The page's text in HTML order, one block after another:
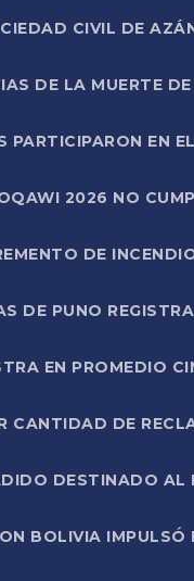
CIVIL DE
DE LA MUERTE
PARTICIPARON EN
2026 NO
DE
DE PUNO
EN PROMEDIO
CANTIDAD DE
DESTINADO
BOLIVIA